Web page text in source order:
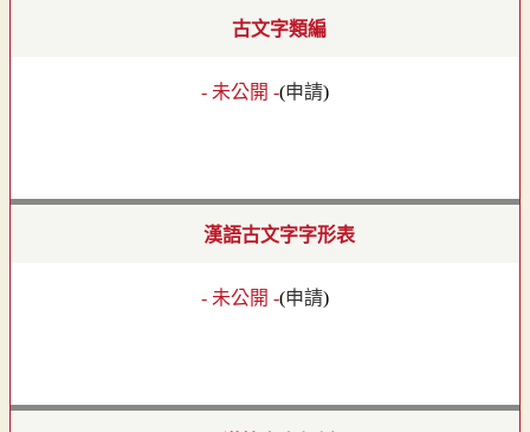
古文字類編
- 未公開 -(申請)
漢語古文字字形表
- 未公開 -(申請)